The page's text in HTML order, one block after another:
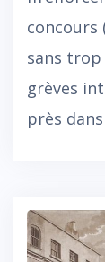
concours
sans trop
grèves
près